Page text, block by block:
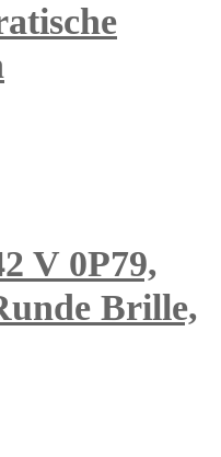
V 0P79,
Brille,